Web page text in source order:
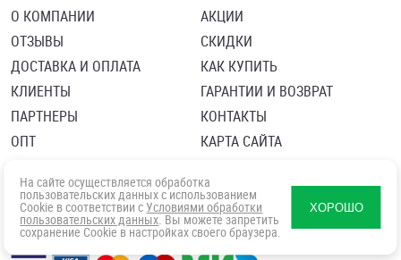
О КОМПАНИИ
ОТЗЫВЫ
ДОСТАВКА И ОПЛАТА
КЛИЕНТЫ
ПАРТНЕРЫ
ОПТ
АКЦИИ
СКИДКИ
КАК КУПИТЬ
ГАРАНТИИ И ВОЗВРАТ
КОНТАКТЫ
КАРТА САЙТА
Политика в отношении обработки персональных данных
Согласие посетителя сайта на обработку персональных данны
На сайте осуществляется обработка
пользовательских данных с использованием
Cookie в соответствии с Условиями обработки
пользовательских данных. Вы можете запретить
сохранение Cookie в настройках своего браузера.
ХОРОШО